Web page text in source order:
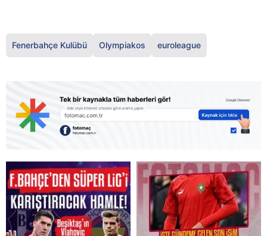
Fenerbahçe Kulübü Olympiakos euroleague